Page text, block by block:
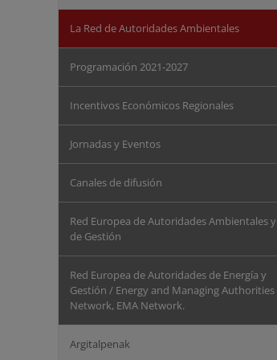
La Red de Autoridades Ambientales
Programación 2021-2027
Incentivos Económicos Regionales
Jornadas y Eventos
Canales de difusión
Red Europea de Autoridades Ambientales y
de Gestión
Red Europea de Autoridades de Energía y
Gestión / Energy and Managing Authorities
Network, EMA Network.
Argitalpenak